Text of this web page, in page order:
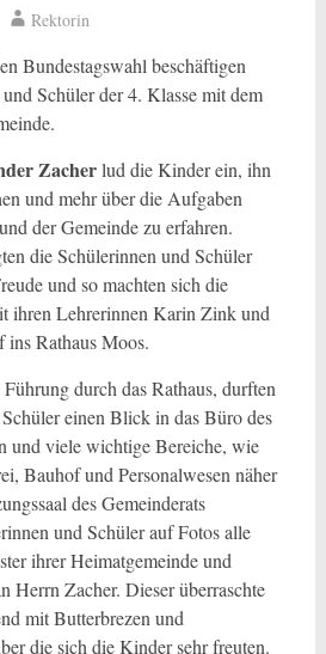
Rektorin
Bundestagswahl beschäftigen
Schüler der 4. Klasse mit dem
Zacherlud die Kinder ein, ihn
und mehr über die Aufgaben
der Gemeinde zu erfahren.
die Schülerinnen und Schüler
und so machten sich die
ihren Lehrerinnen Karin Zink und
ins Rathaus Moos.
durch das Rathaus, durften
einen Blick in das Büro des
und viele wichtige Bereiche, wie
Bauhof und Personalwesen näher
des Gemeinderats
und Schüler auf Fotos alle
ihrer Heimatgemeinde und
Herrn Zacher. Dieser überraschte
mit Butterbrezen und
die sich die Kinder sehr freuten.